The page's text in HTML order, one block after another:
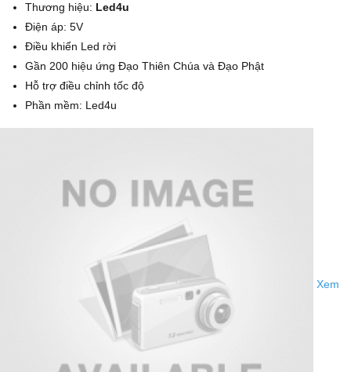
Thương hiệu: Led4u
Điện áp: 5V
Điều khiển Led rời
Gần 200 hiệu ứng Đạo Thiên Chúa và Đạo Phật
Hỗ trợ điều chỉnh tốc độ
Phần mềm: Led4u
Xem